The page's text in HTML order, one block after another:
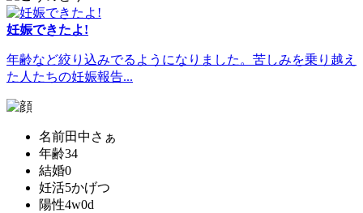
妊娠できたよ!
年齢など絞り込みでるようになりました。苦しみを乗り越え
た人たちの妊娠報告...
名前田中さぁ
年齢34
結婚0
妊活5かげつ
陽性4w0d